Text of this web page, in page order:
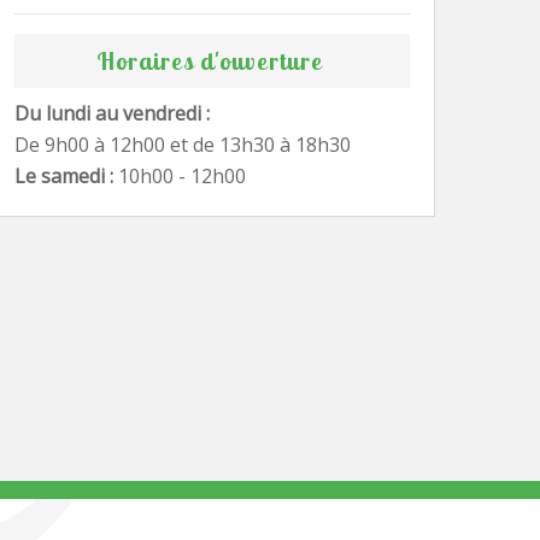
Horaires d'ouverture
Du lundi au vendredi :
De 9h00 à 12h00 et de 13h30 à 18h30
Le samedi : 10h00 - 12h00